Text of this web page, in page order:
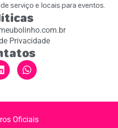
serviço e locais para eventos.
Privacidade
Oficiais